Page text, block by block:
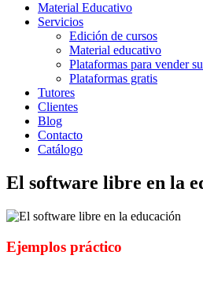
Material Educativo
Servicios
Edición de cursos
Material educativo
Plataformas para vender
Plataformas gratis
Tutores
Clientes
Blog
Contacto
Catálogo
El software libre en la
Ejemplos práctico